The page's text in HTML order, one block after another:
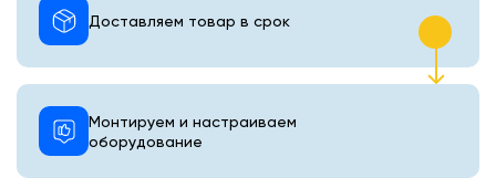
Монтируем и настраиваем
оборудование
Доставляем товар в срок